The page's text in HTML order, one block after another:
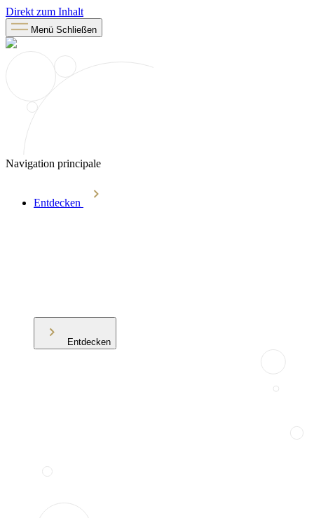
Direkt zum Inhalt
Menü Schließen
Navigation principale
Entdecken
Entdecken